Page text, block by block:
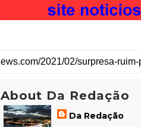
About Da Redação
Da Redação